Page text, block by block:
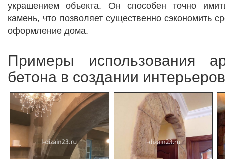
украшением объекта. Он способен точно
камень, что позволяет существенно сэкономить
оформление дома.
Примеры использования
бетона в создании